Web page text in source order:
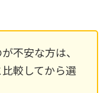
不安な方は、
較してから選